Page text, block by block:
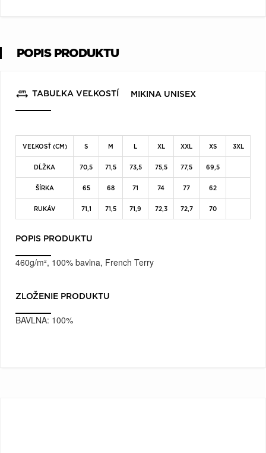
POPIS PRODUKTU
TABUĽKA VEĽKOSTÍ MIKINA UNISEX
VEĽKOSŤ (CM) S M L XL XXL XS 3XL
DĹŽKA 70,5 71,5 73,5 75,5 77,5 69,5
ŠÍRKA 65 68 71 74 77 62
RUKÁV 71,1 71,5 71,9 72,3 72,7 70
POPIS PRODUKTU
460g/m², 100% bavlna, French Terry
ZLOŽENIE PRODUKTU
BAVLNA: 100%